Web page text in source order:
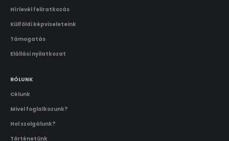
Hírlevél feliratkozás
Külföldi képviseleteink
Támogatás
Elállási nyilatkozat
RÓLUNK
Célunk
Mivel foglalkozunk?
Hol szolgálunk?
Történetünk